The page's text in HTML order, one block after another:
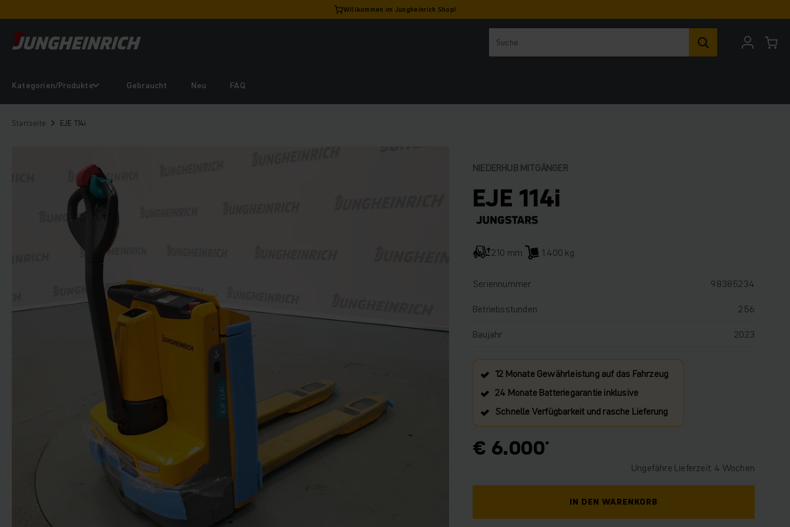
Willkommen im Jungheinrich Shop!
Kategorien/Produkte Gebraucht Neu FAQ
Startseite EJE 114i
NIEDERHUB MITGÄNGER
EJE 114i
210 mm 1.400 kg
Seriennummer
98385234
Betriebsstunden
256
Baujahr
2023
12 Monate Gewährleistung auf das Fahrzeug
24 Monate Batteriegarantie inklusive
Schnelle Verfügbarkeit und rasche Lieferung
€ 6.000
Ungefähre Lieferzeit: 4 Wochen
IN DEN WARENKORB